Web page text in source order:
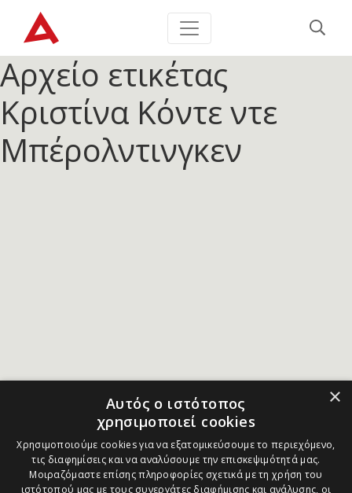
Αρχείο ετικέτας
Κριστίνα Κόντε ντε
Μπέρολντινγκεν
×
Αυτός ο ιστότοπος
χρησιμοποιεί cookies
Χρησιμοποιούμε cookies για να εξατομικεύσουμε το περιεχόμενο,
τις διαφημίσεις και να αναλύσουμε την επισκεψιμότητά μας.
Μοιραζόμαστε επίσης πληροφορίες σχετικά με τη χρήση του
ιστότοπού μας με τους συνεργάτες διαφήμισης και ανάλυσης, οι